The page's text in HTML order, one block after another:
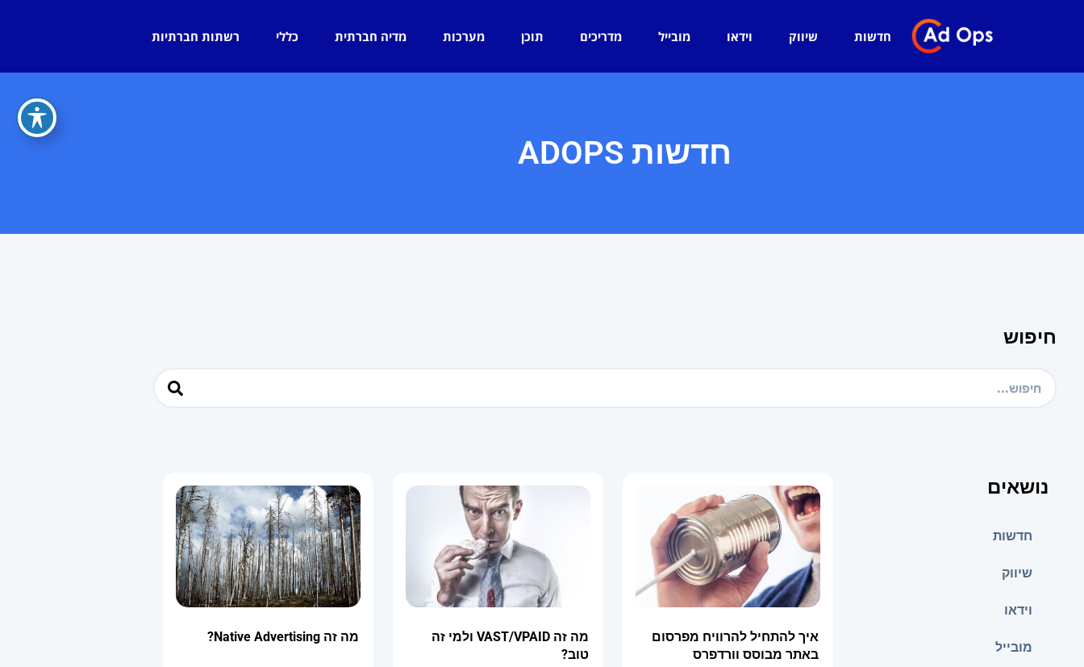
חדשות שיווק וידאו מובייל מדריכים תוכן מערכות מדיה חברתית כללי רשתות חברתיות
חדשות ADOPS
חיפוש
נושאים
חדשות
שיווק
וידאו
מובייל
איך להתחיל להרוויח מפרסום
באתר מבוסס וורדפרס
מה זה VAST/VPAID ולמי זה
טוב?
מה זה Native Advertising?